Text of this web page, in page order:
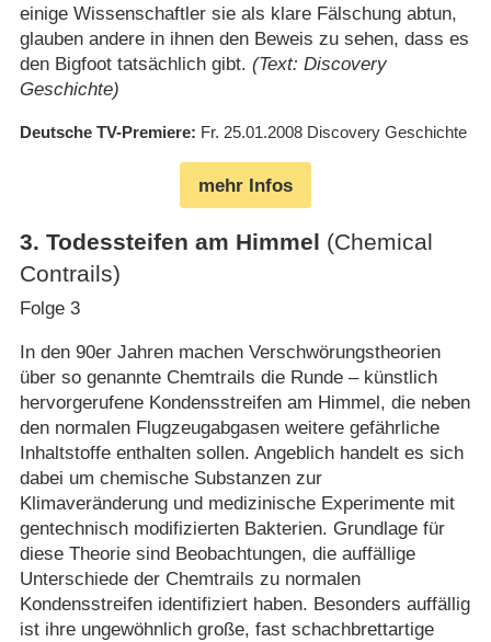
einige Wissenschaftler sie als klare Fälschung abtun,
glauben andere in ihnen den Beweis zu sehen, dass es
den Bigfoot tatsächlich gibt. (Text: Discovery
Geschichte)
Deutsche TV-Premiere Fr. 25.01.2008 Discovery Geschichte
mehr Infos
3. Todessteifen am Himmel (Chemical
Contrails)
Folge 3
In den 90er Jahren machen Verschwörungstheorien
über so genannte Chemtrails die Runde – künstlich
hervorgerufene Kondensstreifen am Himmel, die neben
den normalen Flugzeugabgasen weitere gefährliche
Inhaltstoffe enthalten sollen. Angeblich handelt es sich
dabei um chemische Substanzen zur
Klimaveränderung und medizinische Experimente mit
gentechnisch modifizierten Bakterien. Grundlage für
diese Theorie sind Beobachtungen, die auffällige
Unterschiede der Chemtrails zu normalen
Kondensstreifen identifiziert haben. Besonders auffällig
ist ihre ungewöhnlich große, fast schachbrettartige